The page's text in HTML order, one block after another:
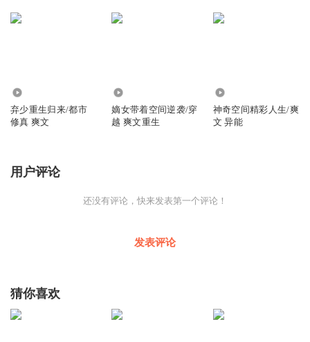
弃少重生归来/都市
修真 爽文
嫡女带着空间逆袭/穿
越 爽文重生
神奇空间精彩人生/爽
文 异能
用户评论
还没有评论，快来发表第一个评论！
发表评论
猜你喜欢